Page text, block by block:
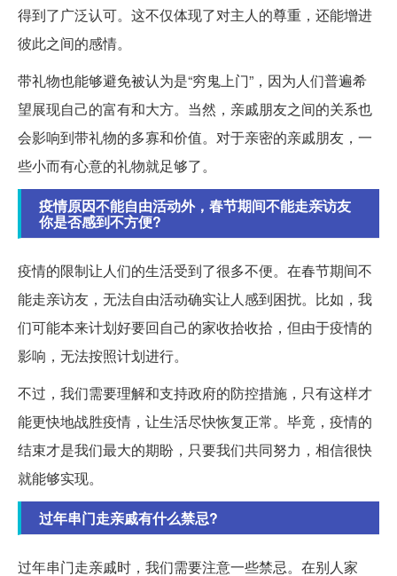
得到了广泛认可。这不仅体现了对主人的尊重，还能增进
彼此之间的感情。
带礼物也能够避免被认为是“穷鬼上门”，因为人们普遍希
望展现自己的富有和大方。当然，亲戚朋友之间的关系也
会影响到带礼物的多寡和价值。对于亲密的亲戚朋友，一
些小而有心意的礼物就足够了。
疫情原因不能自由活动外，春节期间不能走亲访友
你是否感到不方便?
疫情的限制让人们的生活受到了很多不便。在春节期间不
能走亲访友，无法自由活动确实让人感到困扰。比如，我
们可能本来计划好要回自己的家收拾收拾，但由于疫情的
影响，无法按照计划进行。
不过，我们需要理解和支持政府的防控措施，只有这样才
能更快地战胜疫情，让生活尽快恢复正常。毕竟，疫情的
结束才是我们最大的期盼，只要我们共同努力，相信很快
就能够实现。
过年串门走亲戚有什么禁忌?
过年串门走亲戚时，我们需要注意一些禁忌。在别人家